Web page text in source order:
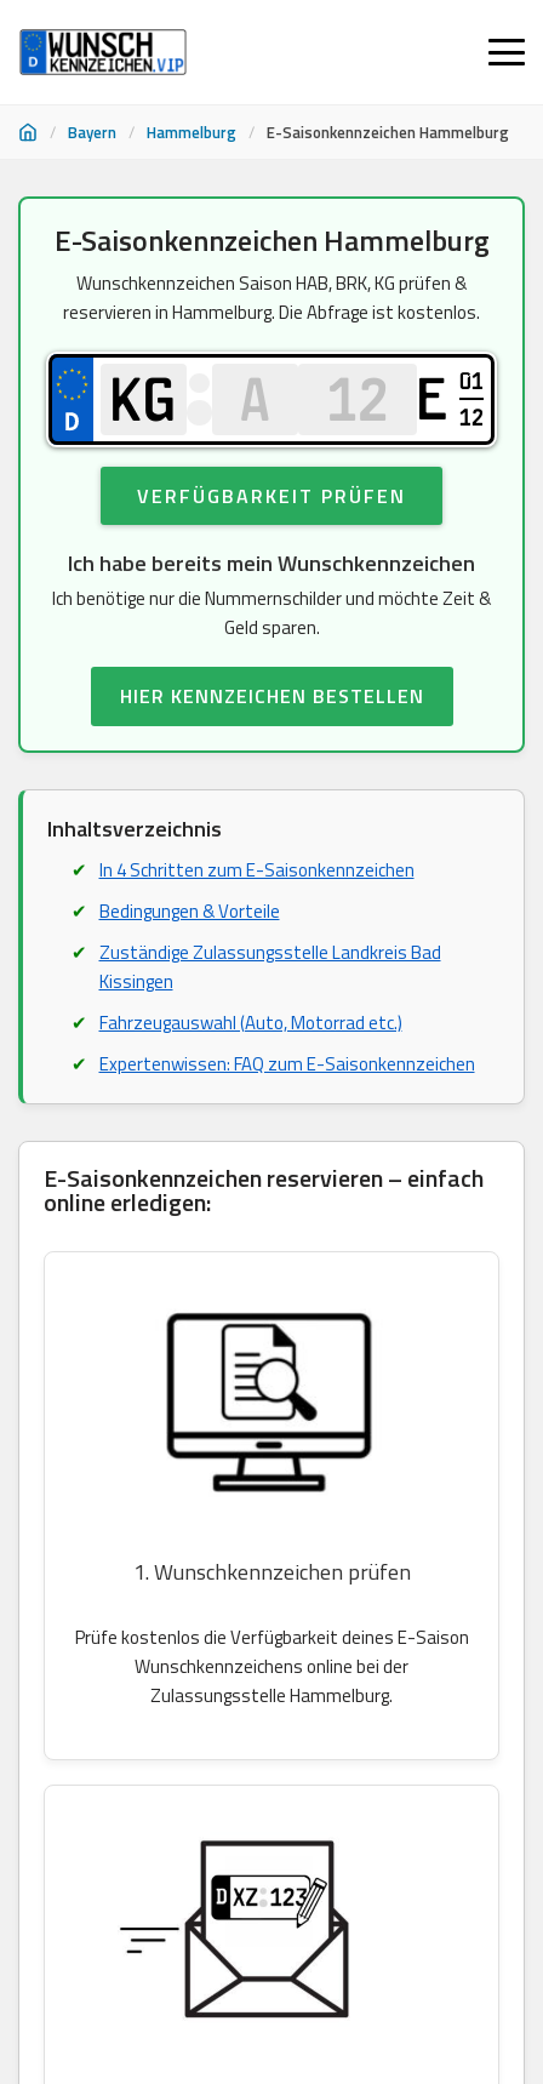
/ Bayern / Hammelburg / E-Saisonkennzeichen Hammelburg
Inhalt
springen
E-Saisonkennzeichen Hammelburg
Wunschkennzeichen Saison HAB, BRK, KG prüfen &
reservieren in Hammelburg. Die Abfrage ist kostenlos.
E 01
12
VERFÜGBARKEIT PRÜFEN
Ich habe bereits mein Wunschkennzeichen
Ich benötige nur die Nummernschilder und möchte Zeit &
Geld sparen.
HIER KENNZEICHEN BESTELLEN
Inhaltsverzeichnis
In 4 Schritten zum E-Saisonkennzeichen
Bedingungen & Vorteile
Zuständige Zulassungsstelle Landkreis Bad
Kissingen
Fahrzeugauswahl (Auto, Motorrad etc.)
Expertenwissen: FAQ zum E-Saisonkennzeichen
E-Saisonkennzeichen reservieren – einfach
online erledigen:
1. Wunschkennzeichen prüfen
Prüfe kostenlos die Verfügbarkeit deines E-Saison
Wunschkennzeichens online bei der
Zulassungsstelle Hammelburg.